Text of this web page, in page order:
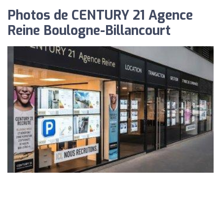
Photos de CENTURY 21 Agence
Reine Boulogne-Billancourt